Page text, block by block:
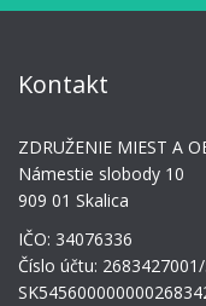
Kontakt
ZDRUŽENIE MIEST A
Námestie slobody 10
909 01 Skalica
IČO: 34076336
Číslo účtu: